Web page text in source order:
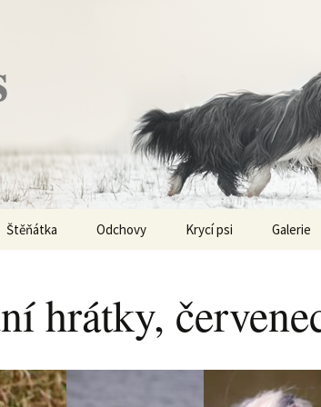
Štěňátka Odchovy
Vrh „O“
Krycí psi
Nivellen
Kaer Morhen
Galerie
Výstavy
Ostatní
hrátky,